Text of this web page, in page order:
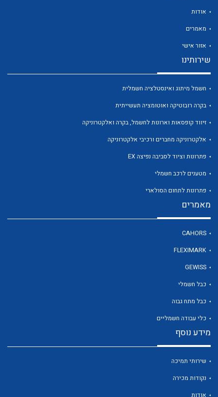
לכל מוצרי היצרן
אודות
מאמרים
אזור אישי
שירותינו
חשמל מיתוג ואינסטלציה חשמלית
בקרה רובוטיקה ואוטומציה תעשייתית
זיווד קופסאות וארונות לחשמל, בקרה ואלקטרוניקה
אלקטרוניקה מחברים ורכיבי אלקטרוניקה
פתרונות וציוד לסביבה נפיצה EX
מטענים לרכב חשמלי
פתרונות לתחום הסולארי
מאמרים
CAHORS
FLEXIMARK
GEWISS
כבל חשמלי
כבל מתח גבוה
כלי עבודה חשמליים
מידע נוסף
שירותי תמיכה
נקודות מכירה
אודות